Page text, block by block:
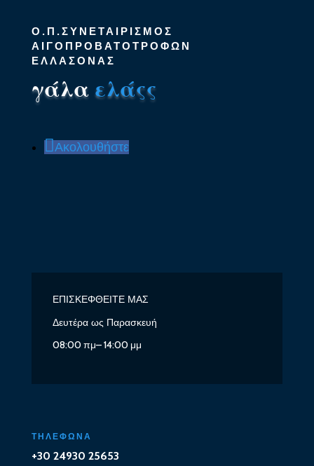
Ο.Π.ΣΥΝΕΤΑΙΡΙΣΜΟΣ
ΑΙΓΟΠΡΟΒΑΤΟΤΡΟΦΩΝ
ΕΛΛΑΣΟΝΑΣ
γάλα ελάςς
Ακολουθήστε
ΕΠΙΣΚΕΦΘΕΙΤΕ ΜΑΣ
Δευτέρα ως Παρασκευή
08:00 πμ– 14:00 μμ
ΤΗΛΕΦΩΝΑ
+30 24930 25653